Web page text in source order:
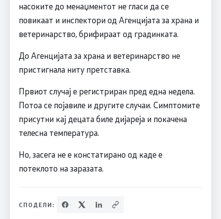
насоките до менаџментот не гласи да се
повикаат и инспектори од Агенцијата за храна и
ветеринарство, брифираат од градинката.
До Агенцијата за храна и ветеринарство не
пристигнала ниту претставка.
Првиот случај е регистриран пред една недела.
Потоа се појавиле и другите случаи. Симптомите
присутни кај децата биле дијареја и покачена
телесна температура.
Но, засега не е констатирано од каде е
потеклото на заразата.
СПОДЕЛИ: